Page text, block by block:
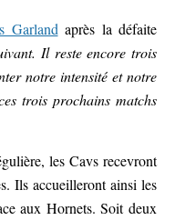
Garland après la défaite
Il reste encore trois
notre intensité et notre
trois prochains matchs
les Cavs recevront
Ils accueilleront ainsi les
aux Hornets. Soit deux